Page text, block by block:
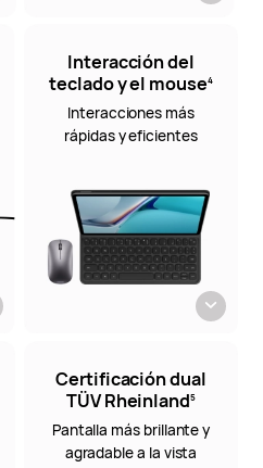
Interacción del
teclado y el mouse4
Interacciones más
rápidas y eficientes
Certificación dual
TÜV Rheinland5
Pantalla más brillante y
agradable a la vista